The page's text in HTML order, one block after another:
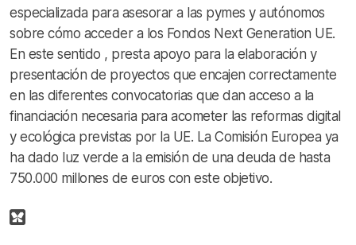
especializada para asesorar a las pymes y autónomos
sobre cómo acceder a los Fondos Next Generation UE.
En este sentido , presta apoyo para la elaboración y
presentación de proyectos que encajen correctamente
en las diferentes convocatorias que dan acceso a la
financiación necesaria para acometer las reformas digital
y ecológica previstas por la UE. La Comisión Europea ya
ha dado luz verde a la emisión de una deuda de hasta
750.000 millones de euros con este objetivo.